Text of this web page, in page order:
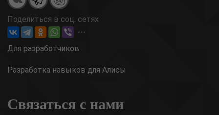
Поделиться в соц. сетях
Для разработчиков
Разработка навыков для Алисы
Связаться с нами